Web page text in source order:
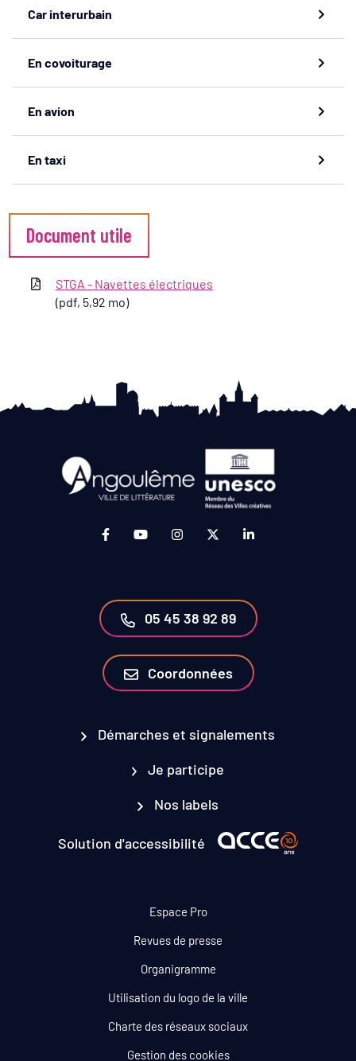
Car interurbain
En covoiturage
En avion
En taxi
Informations complémentaires
Document utile
STGA - Navettes électriques
(pdf, 5,92 mo)
Lien vers le compte Facebook (ouverture
Lien vers la chaîne Youtube
Lien vers le compte
Lien vers le compte
Lien vers le
05 45 38 92 89
Coordonnées
Démarches et signalements
Je participe
Nos labels
Solution d'accessibilité
Espace Pro
Revues de presse
Organigramme
Utilisation du logo de la ville
Charte des réseaux sociaux
Gestion des cookies